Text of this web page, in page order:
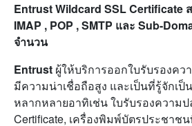
Entrust Wildcard SSL Certificate
IMAP , POP , SMTP และ Sub-
จำนวน
Entrust ผู้ให้บริการออกใบรับรองค
มีความน่าเชื่อถือสูง และเป็นที่รู้จักเป็
หลากหลายอาทิเช่น ใบรับรองความ
Certificate, เครื่องพิมพ์บัตรประชาช